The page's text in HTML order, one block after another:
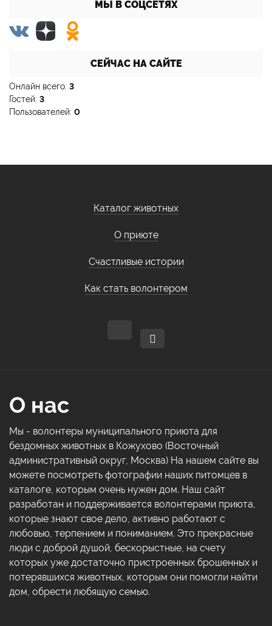
МЫ В СОЦСЕТЯХ
СЕЙЧАС НА САЙТЕ
Онлайн всего: 3
Гостей: 3
Пользователей: 0
Каталог животных
О приюте
Счастливые истории
Как стать волонтером
О нас
Мы - волонтеры муниципального приюта для
бездомных животных в Кожухово (Восточный
административный округ, Москва) На нашем сайте вы
можете посмотреть фотографии наших питомцев в
каталоге, которым очень нужен дом. Наш сайт
разработан и поддерживается волонтерами приюта,
которые знают свое дело, активно работают с
любовью, терпением и пониманием. Это прекрасные
люди с доброй душой, бескорыстные, на счету
которых уже достаточно пристроенных брошенных и
потерявшихся животных, которым они помогли найти
дом, обрести любящую семью.